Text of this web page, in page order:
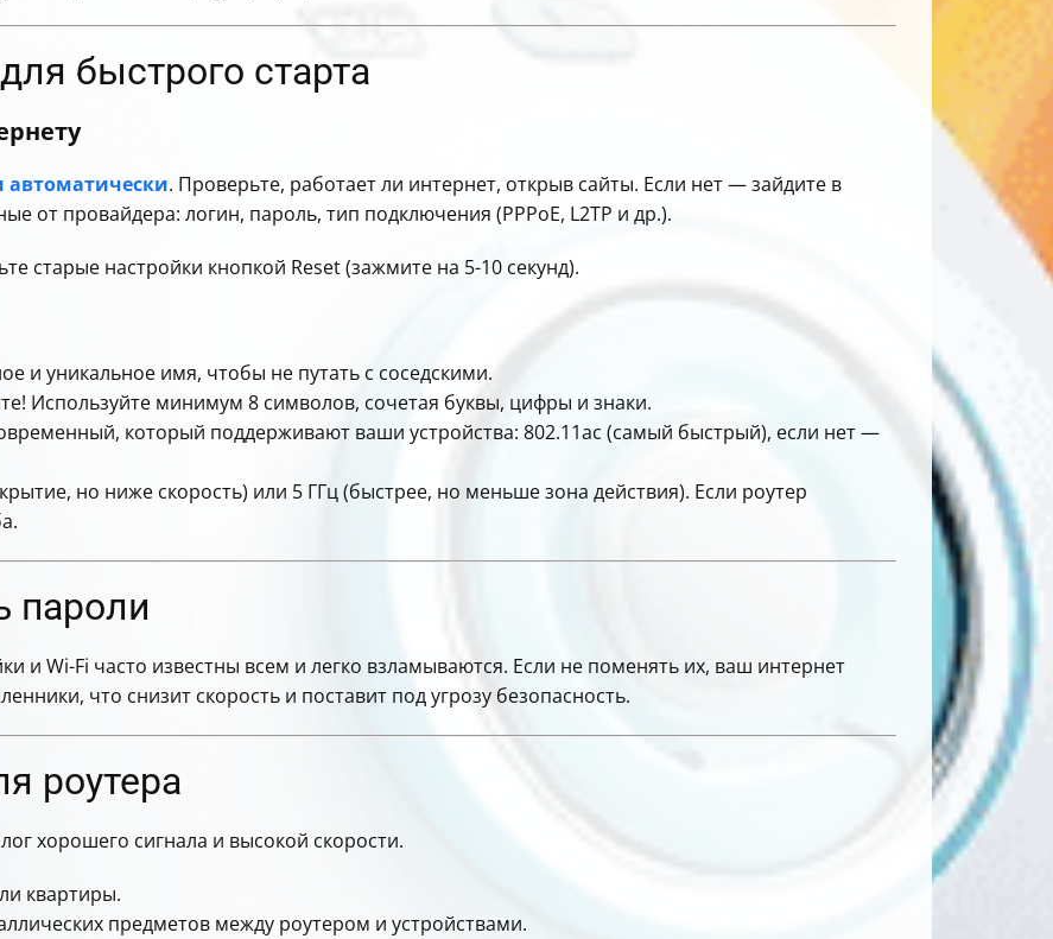
быстрого старта
автоматически. Проверьте, работает ли интернет, открыв сайты. Если нет — зайдите в
от провайдера: логин, пароль, тип подключения (PPPoE, L2TP и др.).
старые настройки кнопкой Reset (зажмите на 5-10 секунд).
и уникальное имя, чтобы не путать с соседскими.
Используйте минимум 8 символов, сочетая буквы, цифры и знаки.
который поддерживают ваши устройства: 802.11ac (самый быстрый), если нет —
но ниже скорость) или 5 ГГц (быстрее, но меньше зона действия). Если роутер
пароли
и Wi-Fi часто известны всем и легко взламываются. Если не поменять их, ваш интернет
что снизит скорость и поставит под угрозу безопасность.
роутера
хорошего сигнала и высокой скорости.
квартиры.
предметов между роутером и устройствами.